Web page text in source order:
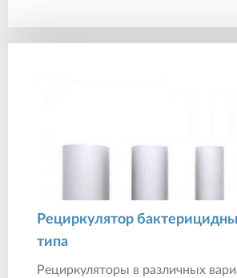
Рециркулятор
типа
Рециркуляторы в различных